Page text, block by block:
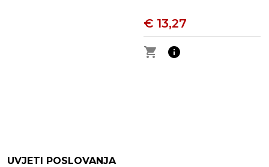
€ 13,27
shopping_cart
info
UVJETI POSLOVANJA